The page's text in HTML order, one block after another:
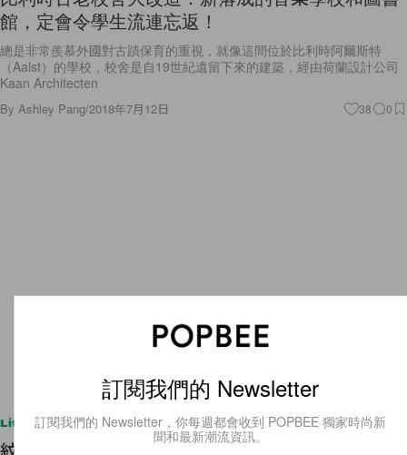
館，定會令學生流連忘返！
總是非常羨慕外國對古蹟保育的重視，就像這間位於比利時阿爾斯特
（Aalst）的學校，校舍是自19世紀遺留下來的建築，經由荷蘭設計公司
Kaan Architecten
By Ashley Pang/2018年7月12日 38 0
Lifestyle
訂閱我們的 Newsletter
訂閱我們的 Newsletter，你每週都會收到 POPBEE 獨家時尚新
聞和最新潮流資訊。